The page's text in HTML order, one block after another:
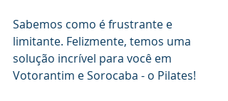
Sabemos como é frustrante e
limitante. Felizmente, temos uma
solução incrível para você em
Votorantim e Sorocaba - o Pilates!